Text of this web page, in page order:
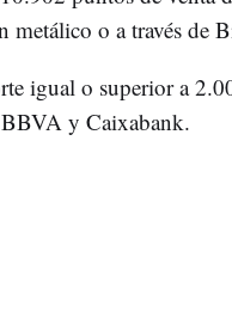
metálico o a través de
igual o superior a
BBVA y Caixabank.